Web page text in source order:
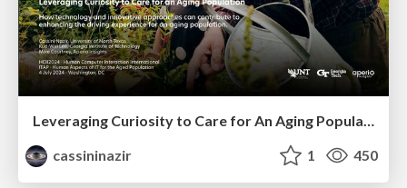
Leveraging Curiosity to Care for An Aging Population
cassininazir
1 450